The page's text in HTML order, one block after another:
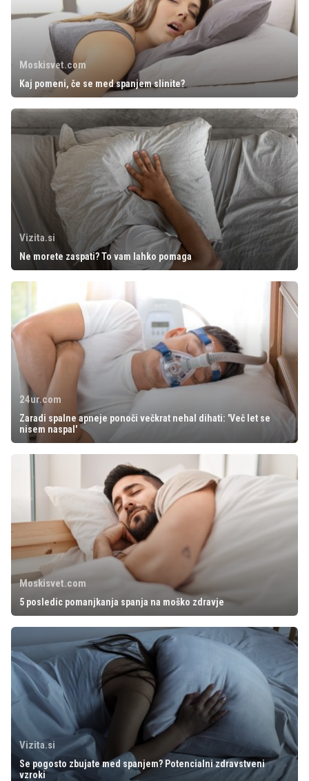
Moskisvet.com
Kaj pomeni, če se med spanjem slinite?
Vizita.si
Ne morete zaspati? To vam lahko pomaga
24ur.com
Zaradi spalne apneje ponoči večkrat nehal dihati: 'Več let se
nisem naspal'
Moskisvet.com
5 posledic pomanjkanja spanja na moško zdravje
Vizita.si
Se pogosto zbujate med spanjem? Potencialni zdravstveni
vzroki